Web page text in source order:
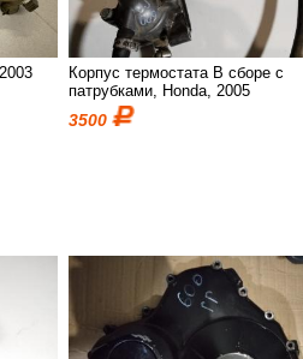
Корпус термостата В сборе с
патрубками, Honda, 2005
3500